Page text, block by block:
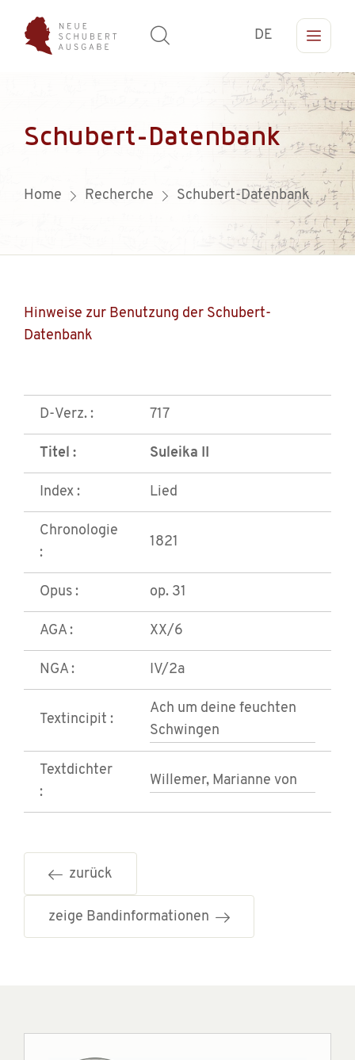
DE
Schubert-Datenbank
Home Recherche Schubert-Datenbank
Hinweise zur Benutzung der Schubert-
Datenbank
D-Verz. : 717
Titel : Suleika II
Index : Lied
Chronologie
:
1821
Opus : op. 31
AGA : XX/6
NGA : IV/2a
Textincipit :
Ach um deine feuchten
Schwingen
Textdichter
:
Willemer, Marianne von
zurück
zeige Bandinformationen